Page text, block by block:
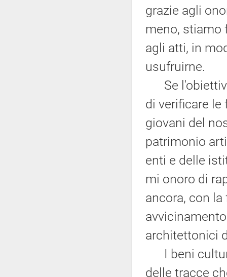
grazie agli
meno, stiamo
agli atti, in
usufruirne.
Se
di verificare
giovani del
patrimonio
enti e delle
mi onoro di
ancora, con
architettonici
I beni
delle tracce